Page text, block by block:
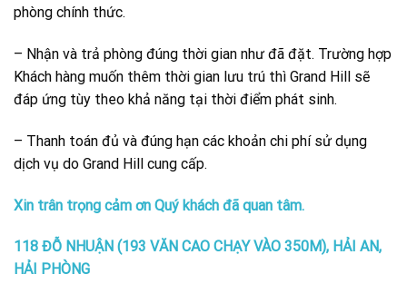
phòng chính thức.
– Nhận và trả phòng đúng thời gian như đã đặt. Trường hợp
Khách hàng muốn thêm thời gian lưu trú thì Grand Hill sẽ
đáp ứng tùy theo khả năng tại thời điểm phát sinh.
– Thanh toán đủ và đúng hạn các khoản chi phí sử dụng
dịch vụ do Grand Hill cung cấp.
Xin trân trọng cảm ơn Quý khách đã quan tâm.
118 ĐỖ NHUẬN (193 VĂN CAO CHẠY VÀO 350M), HẢI AN,
HẢI PHÒNG